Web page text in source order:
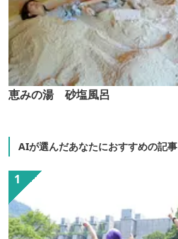
恵みの湯 砂塩風呂
AIが選んだあなたにおすすめの記事